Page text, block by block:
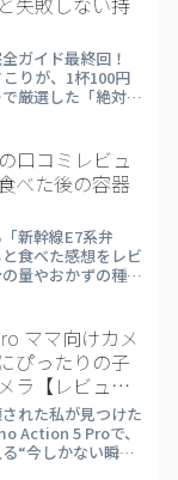
ガイド最終回！
りが、1杯100円
厳選した「絶対に
リスト」も公開し
口コミレビュ
べた後の容器
新幹線E7系弁
食べた感想をレビ
量やおかずの種
んでいる方は必見
ママ向けカメ
ぴったりの子
ラ【レビュ
れた私が見つけた
Action 5 Proで、
“今しかない瞬